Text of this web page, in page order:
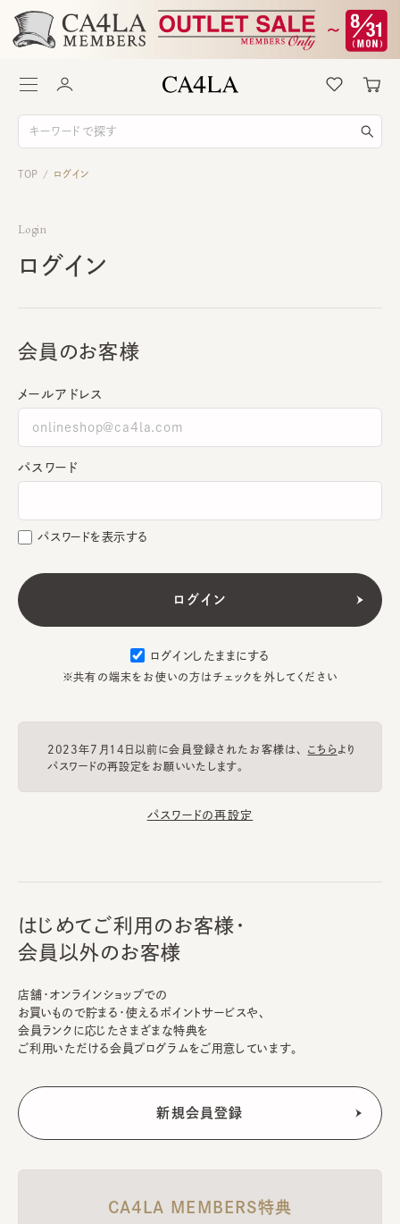
TOP / ログイン
Login
ログイン
会員のお客様
メールアドレス
パスワード
パスワードを表示する
ログインしたままにする
※共有の端末をお使いの方はチェックを外してください
2023年7月14日以前に会員登録されたお客様は、 こちらより
パスワードの再設定をお願いいたします。
パスワードの再設定
はじめてご利用のお客様・
会員以外のお客様
店舗・オンラインショップでの
お買いもので貯まる・使えるポイントサービスや、
会員ランクに応じたさまざまな特典を
ご利用いただける会員プログラムをご用意しています。
CA4LA MEMBERS特典